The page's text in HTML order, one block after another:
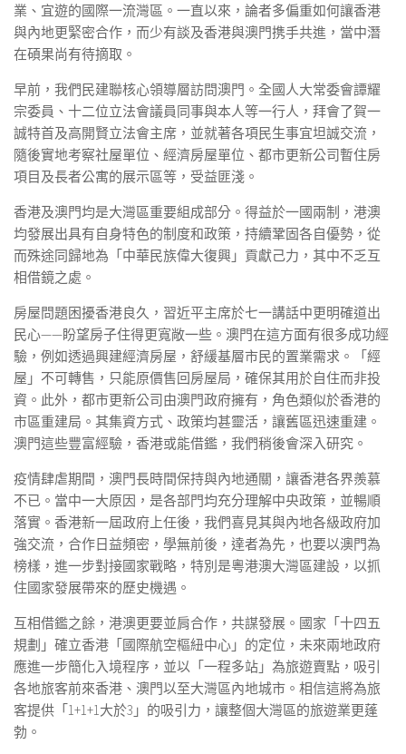
業、宜遊的國際一流灣區。一直以來，論者多偏重如何讓香港
與內地更緊密合作，而少有談及香港與澳門携手共進，當中潛
在碩果尚有待摘取。
早前，我們民建聯核心領導層訪問澳門。全國人大常委會譚耀
宗委員、十二位立法會議員同事與本人等一行人，拜會了賀一
誠特首及高開賢立法會主席，並就著各項民生事宜坦誠交流，
隨後實地考察社屋單位、經濟房屋單位、都市更新公司暫住房
項目及長者公寓的展示區等，受益匪淺。
香港及澳門均是大灣區重要組成部分。得益於一國兩制，港澳
均發展出具有自身特色的制度和政策，持續鞏固各自優勢，從
而殊途同歸地為「中華民族偉大復興」貢獻己力，其中不乏互
相借鏡之處。
房屋問題困擾香港良久，習近平主席於七一講話中更明確道出
民心——盼望房子住得更寬敞一些。澳門在這方面有很多成功經
驗，例如透過興建經濟房屋，舒緩基層市民的置業需求。「經
屋」不可轉售，只能原價售回房屋局，確保其用於自住而非投
資。此外，都市更新公司由澳門政府擁有，角色類似於香港的
市區重建局。其集資方式、政策均甚靈活，讓舊區迅速重建。
澳門這些豐富經驗，香港或能借鑑，我們稍後會深入研究。
疫情肆虐期間，澳門長時間保持與內地通關，讓香港各界羨慕
不已。當中一大原因，是各部門均充分理解中央政策，並暢順
落實。香港新一屆政府上任後，我們喜見其與內地各級政府加
強交流，合作日益頻密，學無前後，達者為先，也要以澳門為
榜樣，進一步對接國家戰略，特別是粵港澳大灣區建設，以抓
住國家發展帶來的歷史機遇。
互相借鑑之餘，港澳更要並肩合作，共謀發展。國家「十四五
規劃」確立香港「國際航空樞紐中心」的定位，未來兩地政府
應進一步簡化入境程序，並以「一程多站」為旅遊賣點，吸引
各地旅客前來香港、澳門以至大灣區內地城市。相信這將為旅
客提供「1+1+1大於3」的吸引力，讓整個大灣區的旅遊業更蓬
勃。